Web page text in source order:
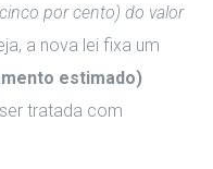
por cento) do valor
a nova lei fixa um
estimado)
tratada com